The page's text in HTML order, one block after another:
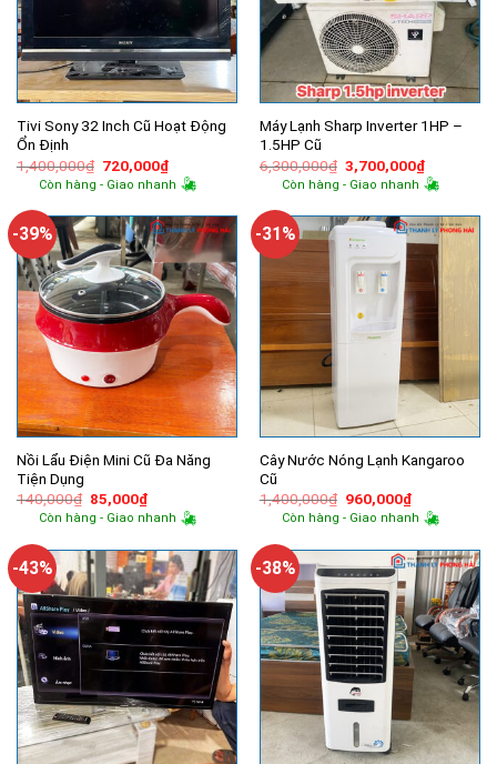
Tivi Sony 32 Inch Cũ Hoạt Động
Ổn Định
1,400,000₫ Giá
gốc
là:
720,000₫Giá
hiện
tại
720,000₫.
Còn hàng - Giao nhanh
Máy Lạnh Sharp Inverter 1HP –
1.5HP Cũ
6,300,000₫ Giá
gốc
là:
3,700,000₫Giá
hiện
tại
Còn hàng - Giao nhanh
-39%
Nồi Lẩu Điện Mini Cũ Đa Năng
Tiện Dụng
140,000₫ Giá
gốc
là:
85,000₫Giá
hiện
tại
85,000₫.
Còn hàng - Giao nhanh
-31%
Cây Nước Nóng Lạnh Kangaroo
Cũ
1,400,000₫ Giá
gốc
là:
960,000₫Giá
hiện
tại
960,000₫.
Còn hàng - Giao nhanh
-43% -38%